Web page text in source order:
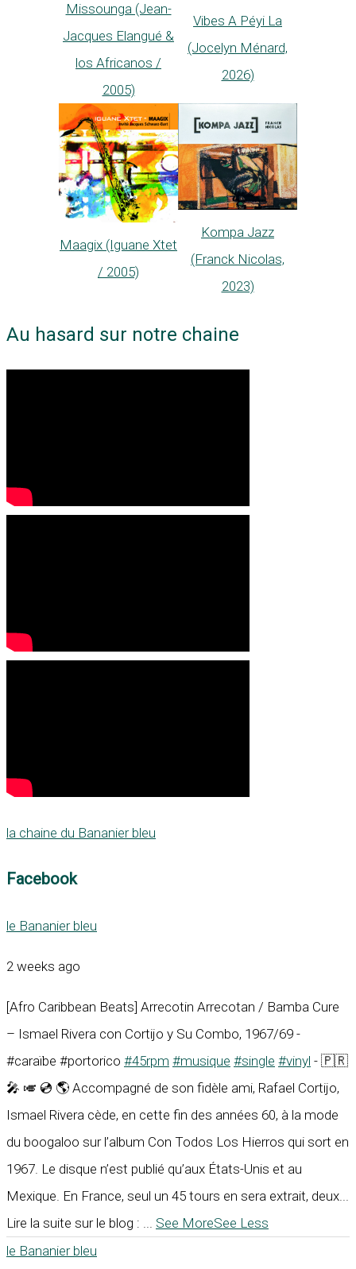
Missounga (Jean-
Jacques Elangué &
los Africanos /
2005)
Vibes A Péyi La
(Jocelyn Ménard,
2026)
Maagix (Iguane Xtet
/ 2005)
Kompa Jazz
(Franck Nicolas,
2023)
Au hasard sur notre chaine
la chaine du Bananier bleu
Facebook
le Bananier bleu
2 weeks ago
[Afro Caribbean Beats] Arrecotin Arrecotan / Bamba Cure
– Ismael Rivera con Cortijo y Su Combo, 1967/69 -
#caraïbe #portorico #45rpm #musique #single #vinyl - 🇵🇷
🎤 🎺 💿 🌎 Accompagné de son fidèle ami, Rafael Cortijo,
Ismael Rivera cède, en cette fin des années 60, à la mode
du boogaloo sur l’album Con Todos Los Hierros qui sort en
1967. Le disque n’est publié qu’aux États-Unis et au
Mexique. En France, seul un 45 tours en sera extrait, deux...
Lire la suite sur le blog :
See MoreSee Less
le Bananier bleu